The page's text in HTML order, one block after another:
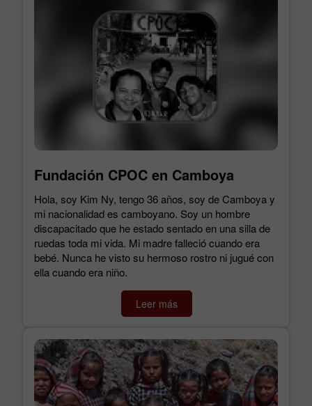
Fundación CPOC en Camboya
Hola, soy Kim Ny, tengo 36 años, soy de Camboya y
mi nacionalidad es camboyano. Soy un hombre
discapacitado que he estado sentado en una silla de
ruedas toda mi vida. Mi madre falleció cuando era
bebé. Nunca he visto su hermoso rostro ni jugué con
ella cuando era niño.
Leer más